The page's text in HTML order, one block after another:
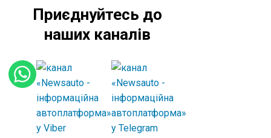
Приєднуйтесь до
наших каналів